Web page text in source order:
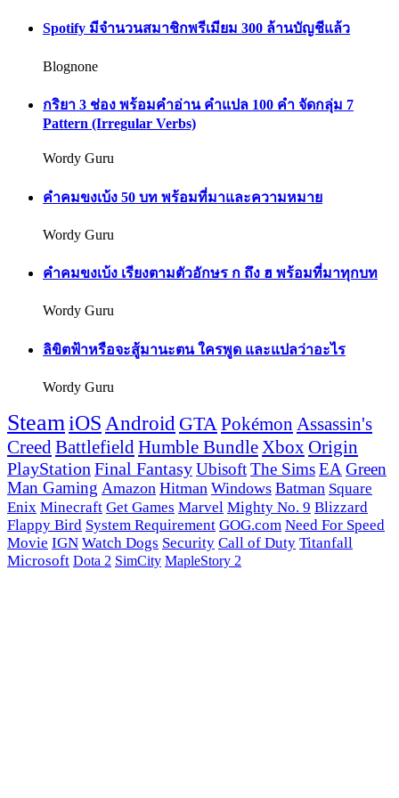
Spotify มีจำนวนสมาชิกพรีเมียม 300 ล้านบัญชีแล้ว
Blognone
กริยา 3 ช่อง พร้อมคำอ่าน คำแปล 100 คำ จัดกลุ่ม 7
Pattern (Irregular Verbs)
Wordy Guru
คำคมขงเบ้ง 50 บท พร้อมที่มาและความหมาย
Wordy Guru
คำคมขงเบ้ง เรียงตามตัวอักษร ก ถึง ฮ พร้อมที่มาทุกบท
Wordy Guru
ลิขิตฟ้าหรือจะสู้มานะตน ใครพูด และแปลว่าอะไร
Wordy Guru
SteamiOS Android GTAPokémon Assassin's
CreedBattlefieldHumble Bundle Xbox Origin
PlayStation Final FantasyUbisoftThe Sims EA Green
Man Gaming Amazon Hitman Windows Batman Square
Enix Minecraft Get Games Marvel Mighty No. 9 Blizzard
Flappy Bird System Requirement GOG.com Need For Speed
Movie IGN Watch Dogs Security Call of Duty Titanfall
Microsoft Dota 2 SimCity MapleStory 2